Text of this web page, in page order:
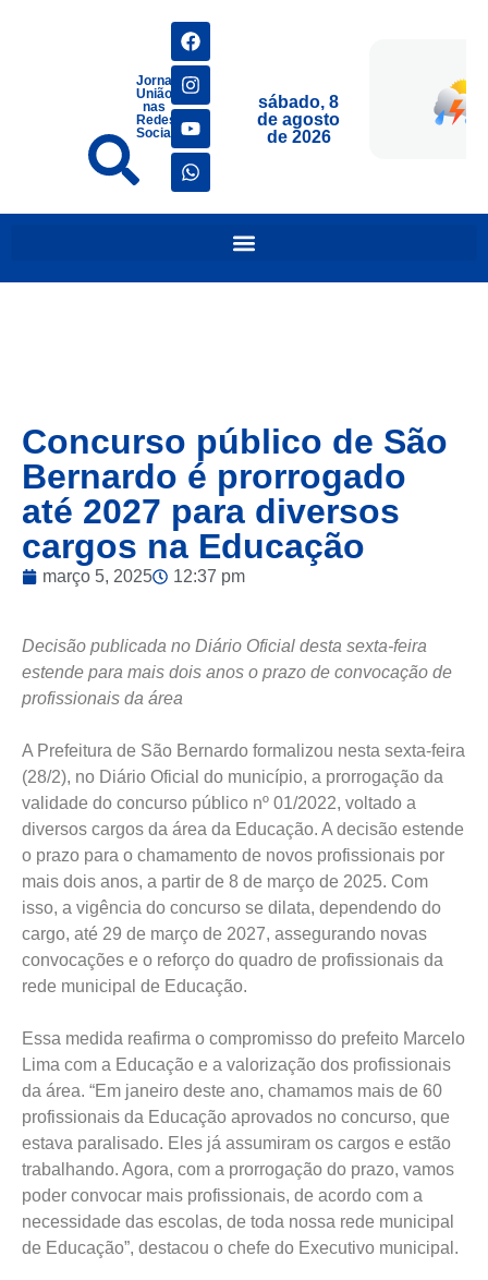
Jornais
União
nas
Redes
Sociais
sábado, 8
de agosto
de 2026
Concurso público de São
Bernardo é prorrogado
até 2027 para diversos
cargos na Educação
março 5, 2025 12:37 pm
Decisão publicada no Diário Oficial desta sexta-feira
estende para mais dois anos o prazo de convocação de
profissionais da área
A Prefeitura de São Bernardo formalizou nesta sexta-feira
(28/2), no Diário Oficial do município, a prorrogação da
validade do concurso público nº 01/2022, voltado a
diversos cargos da área da Educação. A decisão estende
o prazo para o chamamento de novos profissionais por
mais dois anos, a partir de 8 de março de 2025. Com
isso, a vigência do concurso se dilata, dependendo do
cargo, até 29 de março de 2027, assegurando novas
convocações e o reforço do quadro de profissionais da
rede municipal de Educação.
Essa medida reafirma o compromisso do prefeito Marcelo
Lima com a Educação e a valorização dos profissionais
da área. “Em janeiro deste ano, chamamos mais de 60
profissionais da Educação aprovados no concurso, que
estava paralisado. Eles já assumiram os cargos e estão
trabalhando. Agora, com a prorrogação do prazo, vamos
poder convocar mais profissionais, de acordo com a
necessidade das escolas, de toda nossa rede municipal
de Educação”, destacou o chefe do Executivo municipal.